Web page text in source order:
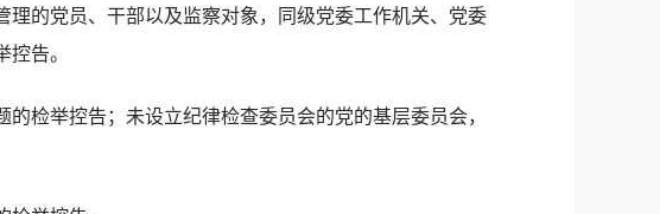
的党员、干部以及监察对象，同级党委工作机关、党委
告。
举控告；未设立纪律检查委员会的党的基层委员会，